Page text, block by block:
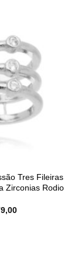
Tres Fileiras
Zirconias Rodio